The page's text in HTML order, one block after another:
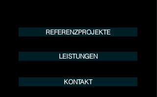
REFERENZPROJEKTE
LEISTUNGEN
KONTAKT